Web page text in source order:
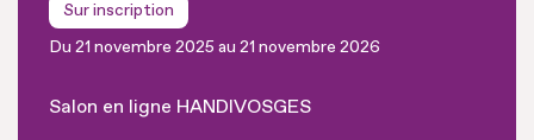
Sur inscription
Du 21 novembre 2025 au 21 novembre 2026
Salon en ligne HANDIVOSGES